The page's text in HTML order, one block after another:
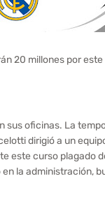
20 millones por
oficinas. La
dirigió a un
este curso plagado
la administración,